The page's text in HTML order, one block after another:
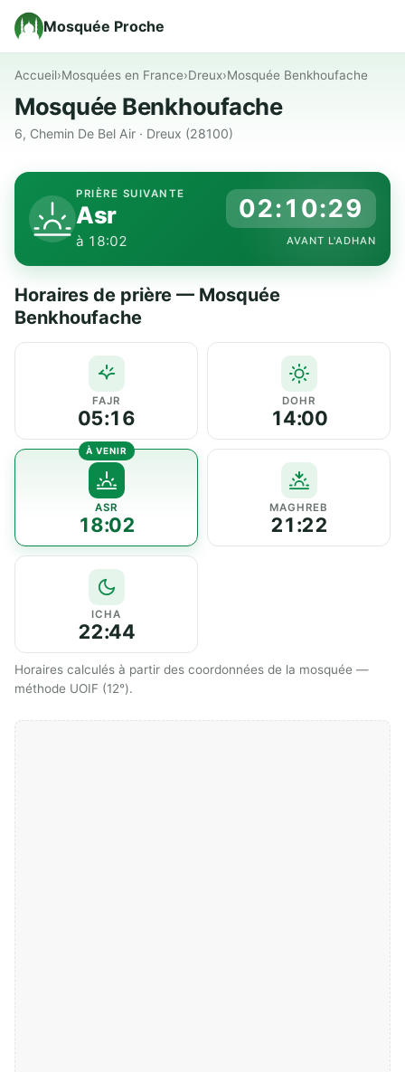
Mosquée Proche
Accueil›Mosquées en France›Dreux›Mosquée Benkhoufache
Mosquée Benkhoufache
6, Chemin De Bel Air · Dreux (28100)
PRIÈRE SUIVANTE
Asr
à 18:02
02:10:29
AVANT L'ADHAN
Horaires de prière — Mosquée
Benkhoufache
FAJR
05:16
DOHR
14:00
ASR
18:02
MAGHREB
21:22
ICHA
22:44
Horaires calculés à partir des coordonnées de la mosquée —
méthode UOIF (12°).